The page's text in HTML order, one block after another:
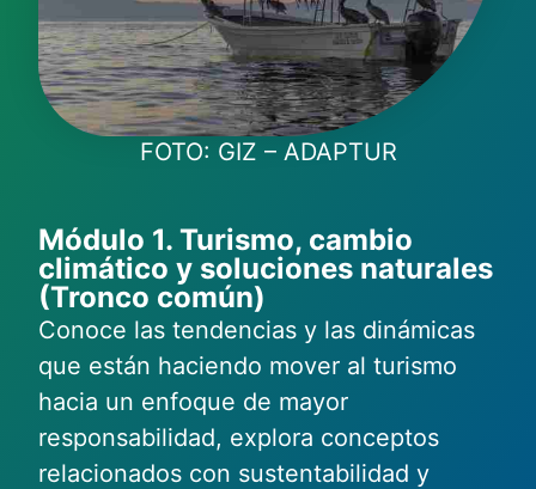
FOTO: GIZ – ADAPTUR
Módulo 1. Turismo, cambio
climático y soluciones naturales
(Tronco común)
Conoce las tendencias y las dinámicas
que están haciendo mover al turismo
hacia un enfoque de mayor
responsabilidad, explora conceptos
relacionados con sustentabilidad y